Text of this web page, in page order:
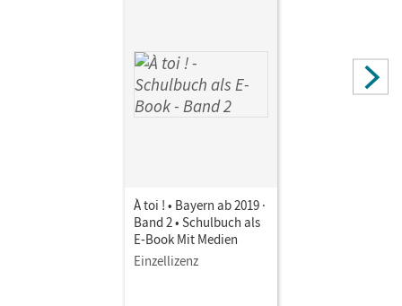
À toi ! • Bayern ab 2019 ·
Band 2 • Schulbuch als
E-Book Mit Medien
Einzellizenz